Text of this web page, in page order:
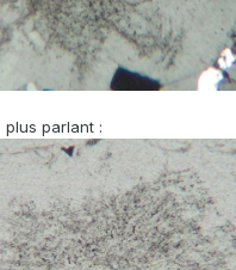
parlant :